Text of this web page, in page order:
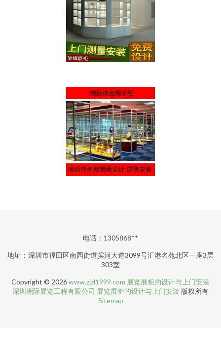
电话：1305868**
地址：深圳市福田区南园街道滨河大道3099号汇港名苑北区一座3层
303室
Copyright © 2026www.zjzl1999.com 展览展柜的设计与上门安装
深圳洲际展览工程有限公司 展览展柜的设计与上门安装 版权所有
Sitemap